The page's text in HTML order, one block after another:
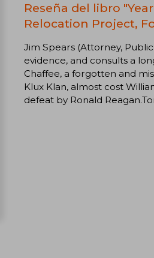
Reseña del libro
Relocation Project,
Jim Spears (Attorney,
evidence, and consults a
Chaffee, a forgotten and
Klux Klan, almost cost
defeat by Ronald